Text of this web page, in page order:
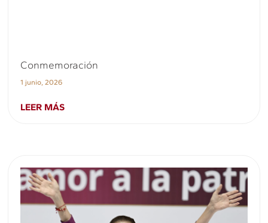
Conmemoración
1 junio, 2026
LEER MÁS